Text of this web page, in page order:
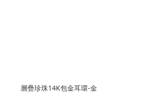
層疊珍珠14K包金耳環-金